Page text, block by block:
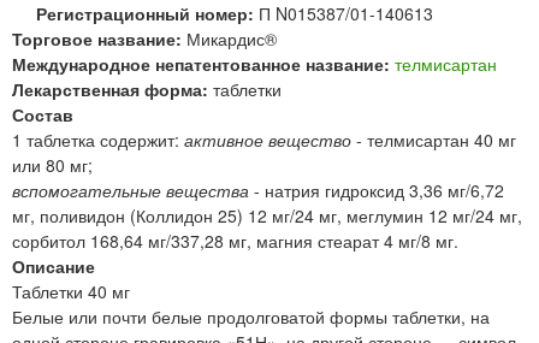
Регистрационный номер: П N015387/01-140613
Торговое название: Микардис®
Международное непатентованное название: телмисартан
Лекарственная форма: таблетки
Состав
1 таблетка содержит: активное вещество - телмисартан 40 мг
или 80 мг;
вспомогательные вещества - натрия гидроксид 3,36 мг/6,72
мг, поливидон (Коллидон 25) 12 мг/24 мг, меглумин 12 мг/24 мг,
сорбитол 168,64 мг/337,28 мг, магния стеарат 4 мг/8 мг.
Описание
Таблетки 40 мг
Белые или почти белые продолговатой формы таблетки, на